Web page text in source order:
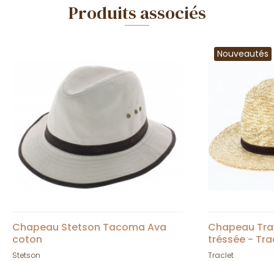
Produits associés
Chapeau Stetson Tacoma Ava
coton
Stetson
Nouveautés
Chapeau
tréssée -
Traclet